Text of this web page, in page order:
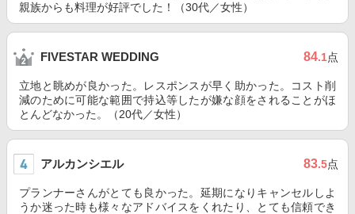
親族からも料理が好評でした！（30代／女性）
FIVESTAR WEDDING 84.1点
立地と眺めが良かった。レスポンスが早く助かった。コスト削
減のために可能な範囲で持込等したが嫌な顔をされることがほ
とんどなかった。（20代／女性）
アルカンシエル 83.5点
プランナーさんがとても良かった。延期になりキャンセルしよ
うか迷った時も様々なアドバイスをくれたり、とても信頼でき